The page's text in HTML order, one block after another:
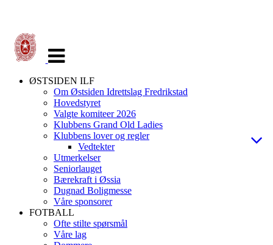
navigasjon
ØSTSIDEN ILF
Om Østsiden Idrettslag Fredrikstad
Hovedstyret
Valgte komiteer 2026
Klubbens Grand Old Ladies
Klubbens lover og regler
Vedtekter
Utmerkelser
Seniorlauget
Bærekraft i Øssia
Dugnad Boligmesse
Våre sponsorer
FOTBALL
Ofte stilte spørsmål
Våre lag